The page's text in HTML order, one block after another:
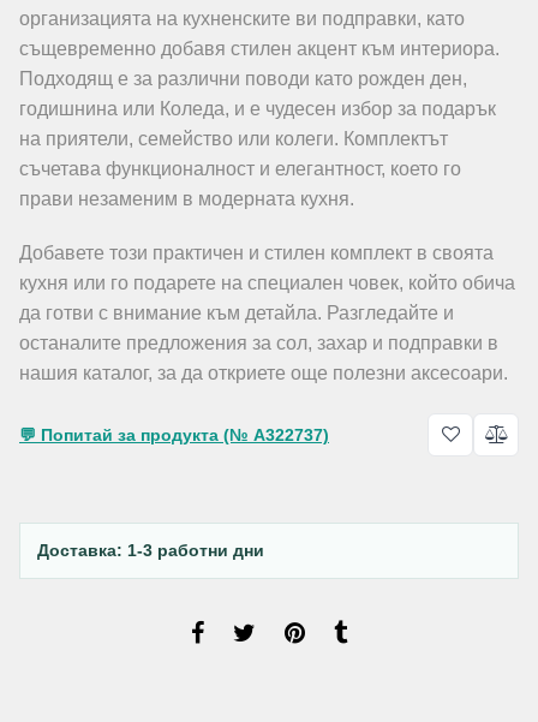
организацията на кухненските ви подправки, като
същевременно добавя стилен акцент към интериора.
Подходящ е за различни поводи като рожден ден,
годишнина или Коледа, и е чудесен избор за подарък
на приятели, семейство или колеги. Комплектът
съчетава функционалност и елегантност, което го
прави незаменим в модерната кухня.
Добавете този практичен и стилен комплект в своята
кухня или го подарете на специален човек, който обича
да готви с внимание към детайла. Разгледайте и
останалите предложения за сол, захар и подправки в
нашия каталог, за да откриете още полезни аксесоари.
💬 Попитай за продукта (№ A322737)
Доставка: 1-3 работни дни